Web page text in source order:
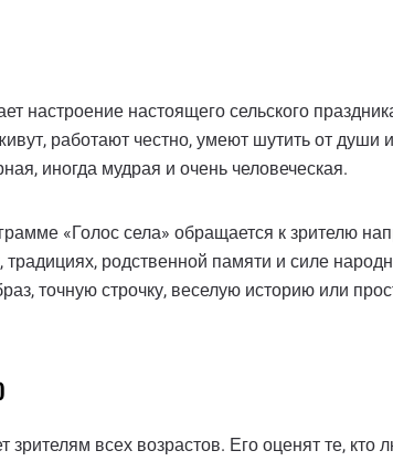
настроение настоящего сельского
работают честно, умеют шутить от
иногда мудрая и очень человеческая.
«Голос села» обращается к зрителю
родственной памяти и силе
точную строчку, веселую историю или
зрителям всех возрастов. Его оценят те,